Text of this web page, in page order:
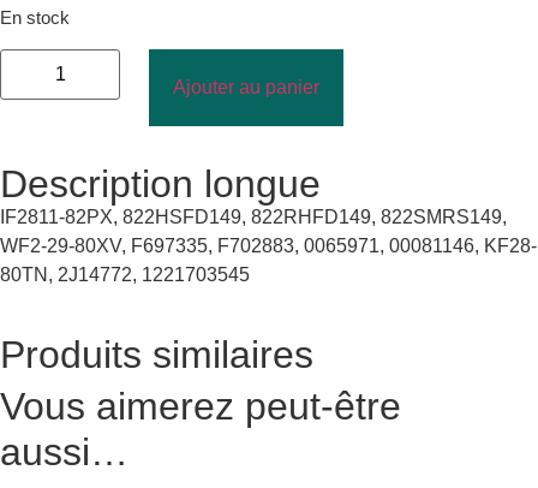
En stock
Ajouter au panier
Description longue
IF2811-82PX, 822HSFD149, 822RHFD149, 822SMRS149,
WF2-29-80XV, F697335, F702883, 0065971, 00081146, KF28-
80TN, 2J14772, 1221703545
Produits similaires
Vous aimerez peut-être
aussi…